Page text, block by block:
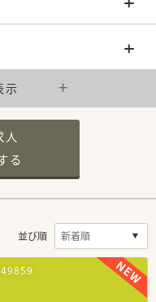
示
人
る
並び順